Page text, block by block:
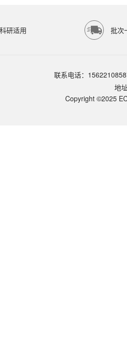
月。避免：长期高温（乙醇缓慢挥发）
研适用 批次
联系电话：
地
Copyright ©2025